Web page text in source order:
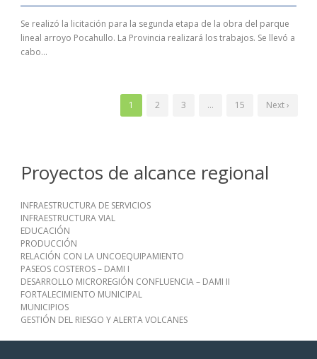
Se realizó la licitación para la segunda etapa de la obra del parque
lineal arroyo Pocahullo. La Provincia realizará los trabajos. Se llevó a
cabo...
1 2 3 … 15 Next ›
Proyectos de alcance regional
INFRAESTRUCTURA DE SERVICIOS
INFRAESTRUCTURA VIAL
EDUCACIÓN
PRODUCCIÓN
RELACIÓN CON LA UNCOEQUIPAMIENTO
PASEOS COSTEROS – DAMI I
DESARROLLO MICROREGIÓN CONFLUENCIA – DAMI II
FORTALECIMIENTO MUNICIPAL
MUNICIPIOS
GESTIÓN DEL RIESGO Y ALERTA VOLCANES